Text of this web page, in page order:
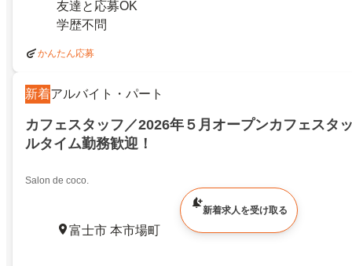
友達と応募OK
学歴不問
かんたん応募
新着アルバイト・パート
カフェスタッフ／2026年５月オープンカフェスタ
ルタイム勤務歓迎！
Salon de coco.
富士市 本市場町
新着求人を受け取る